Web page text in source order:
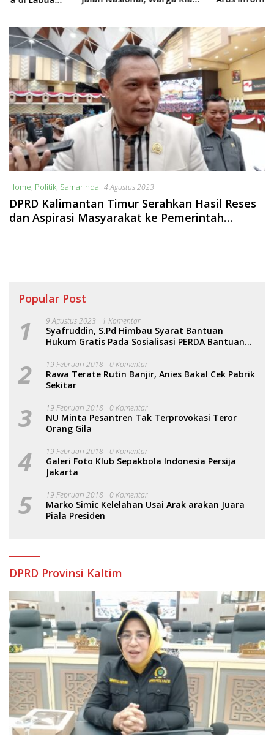
Home, Politik, Samarinda 4 Agustus 2023
DPRD Kalimantan Timur Serahkan Hasil Reses
dan Aspirasi Masyarakat ke Pemerintah
Popular Post
1 9 Agustus 2023 1 Komentar
Syafruddin, S.Pd Himbau Syarat Bantuan
Hukum Gratis Pada Sosialisasi PERDA Bantuan
2 19 Februari 2018 0 Komentar
Rawa Terate Rutin Banjir, Anies Bakal Cek Pabrik
Sekitar
3 19 Februari 2018 0 Komentar
NU Minta Pesantren Tak Terprovokasi Teror
Orang Gila
4 19 Februari 2018 0 Komentar
Galeri Foto Klub Sepakbola Indonesia Persija
Jakarta
5 19 Februari 2018 0 Komentar
Marko Simic Kelelahan Usai Arak arakan Juara
Piala Presiden
DPRD Provinsi Kaltim